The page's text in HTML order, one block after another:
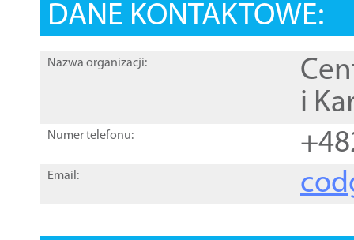
DANE KONTAKTOWE:
Nazwa organizacji:
i
Numer telefonu:
Email: